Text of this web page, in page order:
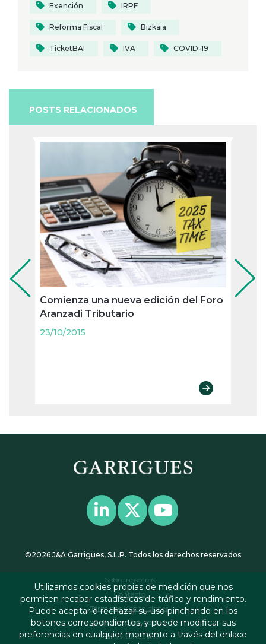
Exención IRPF
Reforma Fiscal Bizkaia
TicketBAI IVA COVID-19
POSTS RELACIONADOS
Comienza una nueva edición del Foro
Aranzadi Tributario
23/10/2015
©2026 J&A Garrigues, S.L.P. Todos los derechos reservados
Sobre nosotros
Contacto
Términos y condiciones
Política de privacidad
Política de cookies
Utilizamos cookies propias de medición que nos
permiten recabar estadísticas de tráfico y rendimiento.
Puede aceptar o rechazar su uso pinchando en los
botones correspondientes, y puede modificar sus
preferencias en cualquier momento a través del enlace